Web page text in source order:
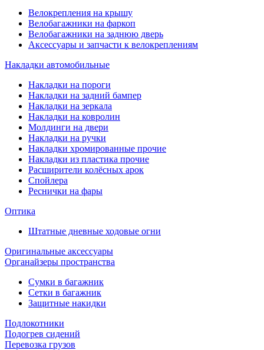
Велокрепления на крышу
Велобагажники на фаркоп
Велобагажники на заднюю дверь
Аксессуары и запчасти к велокреплениям
Накладки автомобильные
Накладки на пороги
Накладки на задний бампер
Накладки на зеркала
Накладки на ковролин
Молдинги на двери
Накладки на ручки
Накладки хромированные прочие
Накладки из пластика прочие
Расширители колёсных арок
Спойлера
Реснички на фары
Оптика
Штатные дневные ходовые огни
Оригинальные аксессуары
Органайзеры пространства
Сумки в багажник
Сетки в багажник
Защитные накидки
Подлокотники
Подогрев сидений
Перевозка грузов